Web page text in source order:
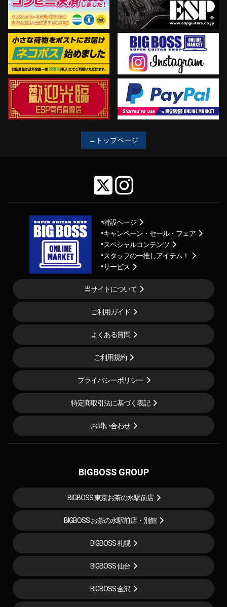
←トップページ
特設ページ
キャンペーン・セール・フェア
スペシャルコンテンツ
スタッフの一推しアイテム！
サービス
当サイトについて
ご利用ガイド
よくある質問
ご利用規約
プライバシーポリシー
特定商取引法に基づく表記
お問い合わせ
BIGBOSS GROUP
BIGBOSS 東京お茶の水駅前店
BIGBOSS お茶の水駅前店・別館
BIGBOSS 札幌
BIGBOSS 仙台
BIGBOSS 金沢